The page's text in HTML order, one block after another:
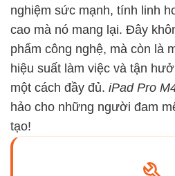
nghiệm sức mạnh, tính linh
cao mà nó mang lại. Đây
phẩm công nghệ, mà còn là
hiệu suất làm việc và tận
một cách đầy đủ. iPad Pro
hảo cho những người đam
tạo!